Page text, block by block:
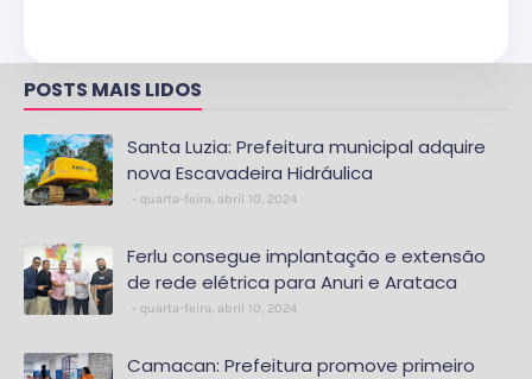
POSTS MAIS LIDOS
Santa Luzia: Prefeitura municipal adquire
nova Escavadeira Hidráulica
quarta-feira, abril 10, 2024
Ferlu consegue implantação e extensão
de rede elétrica para Anuri e Arataca
quarta-feira, abril 10, 2024
Camacan: Prefeitura promove primeiro